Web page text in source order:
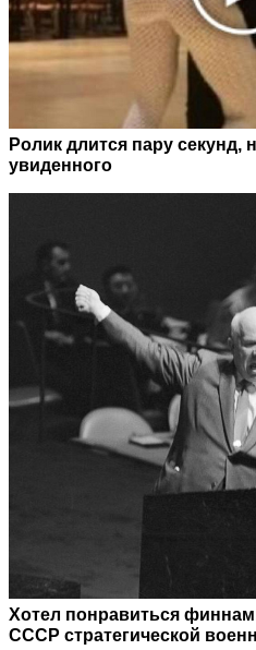
Ролик длится пару секунд,
увиденного
Хотел понравиться
СССР стратегической